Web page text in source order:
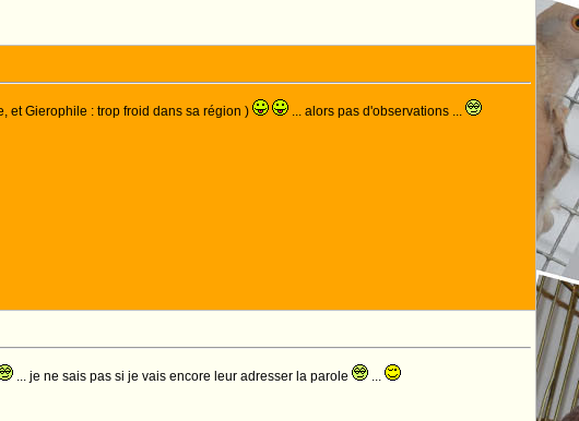
et Gierophile : trop froid dans sa région ) ... alors pas d'observations ...
... je ne sais pas si je vais encore leur adresser la parole ...